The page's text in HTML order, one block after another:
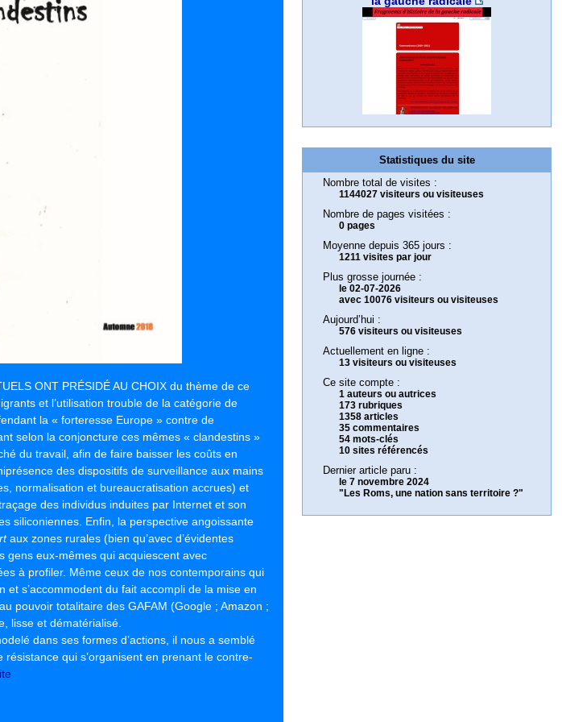
ONT PRÉSIDÉ AU CHOIX du thème de ce
et l’utilisation trouble de la catégorie de
la « forteresse Europe » contre de
selon la conjoncture ces mêmes « clandestins »
du travail, afin de faire baisser les coûts en
des dispositifs de surveillance aux mains
normalisation et bureaucratisation accrues) et
des individus induites par Internet et son
siliconiennes. Enfin, la perspective angoissante
aux zones rurales (bien qu’avec d’évidentes
gens eux-mêmes qui acquiescent avec
à profiler. Même ceux de nos contemporains qui
s’accommodent du fait accompli de la mise en
pouvoir totalitaire des GAFAM (Google ; Amazon ;
lisse et dématérialisé.
dans ses formes d’actions, il nous a semblé
qui s’organisent en prenant le contre-
Penser libre, le site des
IRESMO - Recherche et
mouvements sociaux
Atelier de création
Acontretemps Bulletin
éditions-
CIRA, Centre
recherches sur
l’anarchisme
Anarchisme et non-
Encyclopédie
Statistiques du site
Nombre total de visites :
1144027 visiteurs ou visiteuses
Nombre de pages visitées :
0 pages
Moyenne depuis 365 jours :
1211 visites par jour
Plus grosse journée :
le 02-07-2026
avec 10076 visiteurs ou visiteuses
Aujourd’hui :
576 visiteurs ou visiteuses
Actuellement en ligne :
13 visiteurs ou visiteuses
Ce site compte :
1 auteurs ou autrices
173 rubriques
1358 articles
35 commentaires
54 mots-clés
10 sites référencés
Dernier article paru :
le 7 novembre 2024
"Les Roms, une nation sans territoire ?"